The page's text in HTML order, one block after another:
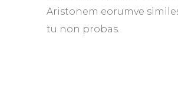
Aristonem eorumve
tu non probas.